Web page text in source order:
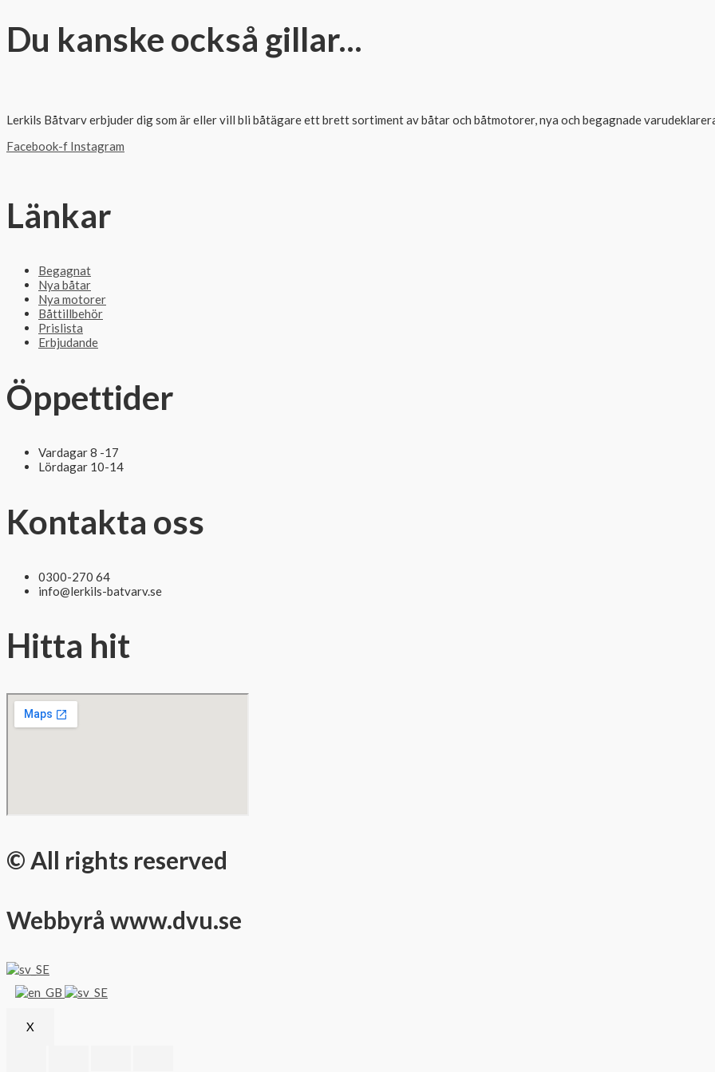
Du kanske också gillar...
Lerkils Båtvarv erbjuder dig som är eller vill bli båtägare ett brett sortiment av båtar och båtmotorer, nya och begagnade
Facebook-f Instagram
Länkar
Begagnat
Nya båtar
Nya motorer
Båttillbehör
Prislista
Erbjudande
Öppettider
Vardagar 8 -17
Lördagar 10-14
Kontakta oss
0300-270 64
info@lerkils-batvarv.se
Hitta hit
© All rights reserved
Webbyrå www.dvu.se
X